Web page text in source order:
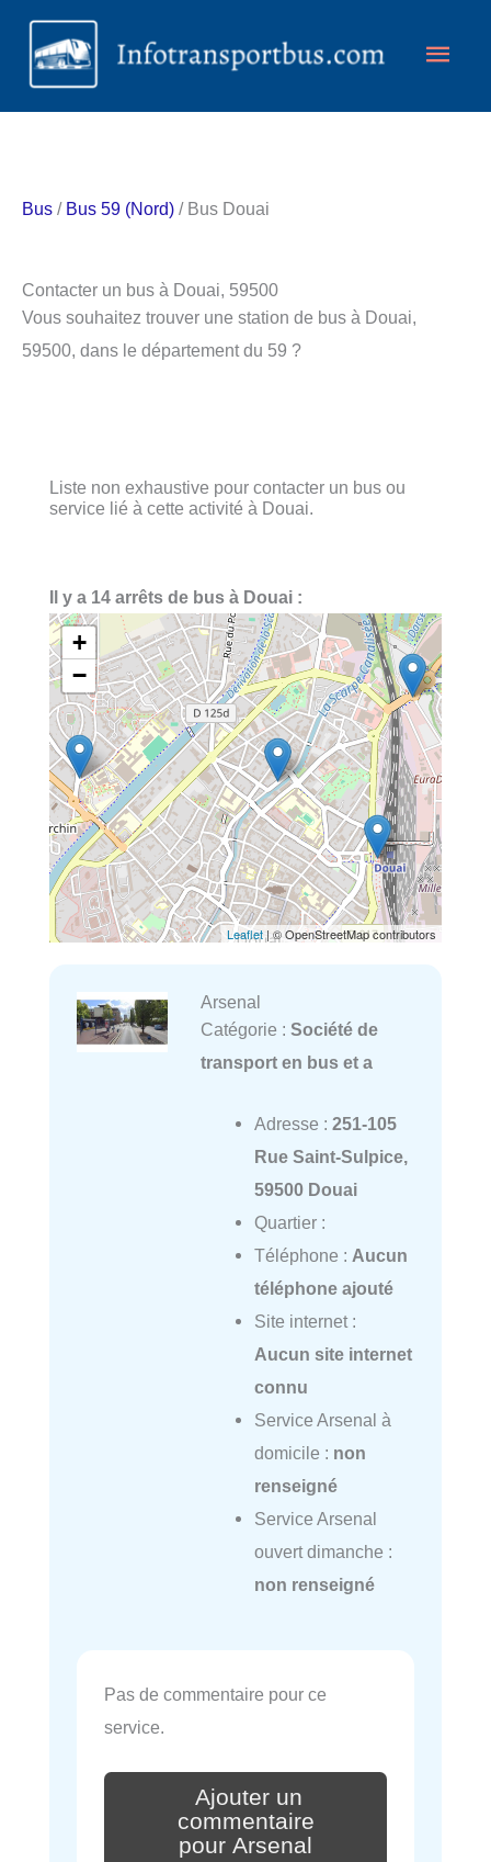
Aller
contenu
Bus / Bus 59 (Nord) / Bus Douai
Contacter un bus à Douai, 59500
Vous souhaitez trouver une station de bus à Douai,
59500, dans le département du 59 ?
Liste non exhaustive pour contacter un bus ou
service lié à cette activité à Douai.
Il y a 14 arrêts de bus à Douai :
+
−
Leaflet| © OpenStreetMap contributors
Arsenal
Catégorie : Société de
transport en bus et a
Adresse : 251-105
Rue Saint-Sulpice,
59500 Douai
Quartier :
Téléphone : Aucun
téléphone ajouté
Site internet :
Aucun site internet
connu
Service Arsenal à
domicile : non
renseigné
Service Arsenal
ouvert dimanche :
non renseigné
Pas de commentaire pour ce
service.
Ajouter un
commentaire
pour Arsenal